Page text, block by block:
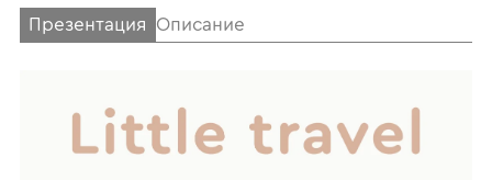
Презентация Описание